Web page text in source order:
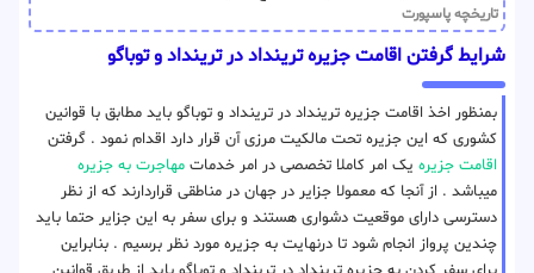
تاریخچه پاسپورت
شرایط گرفتن اقامت جزیره ترینداد در ترینداد‌ و توباگو
بمنظور اخذ اقامت جزیره ترینداد در ترینداد‌ و توباگو باید مطابق با قوانین
کشوری که این جزیره تحت مالکیت مرزی آن قرار دارد اقدام نمود . گرفتن
اقامت جزیره یک امر کاملا تخصصی در امر خدمات مهاجرت به جزیره
میباشد . از آنجا که معمولا جزایر در جهان در مناطقی قراردارند که از نظر
دسترسی دارای موقعیت دشواری هستند و برای سفر به این جزایر حتما باید
چندین پرواز انجام شود تا درنهایت به جزیره مورد نظر برسیم . بنابراین